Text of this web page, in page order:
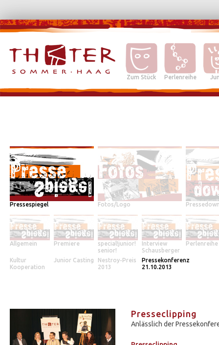
Zum Stück Perlenreihe
Pressespiegel Fotos/Logo
Allgemein Premiere
special!junior!
senior!
Interview
Schausberger
Perlenreihe
Kultur
Kooperation
Junior Casting
Nestroy-Preis
2013
Pressekonferenz
21.10.2013
Presseclipping
Anlässlich der